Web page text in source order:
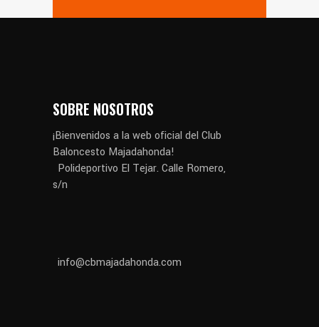
SOBRE NOSOTROS
¡Bienvenidos a la web oficial del Club
Baloncesto Majadahonda!
Polideportivo El Tejar. Calle Romero,
s/n
info@cbmajadahonda.com